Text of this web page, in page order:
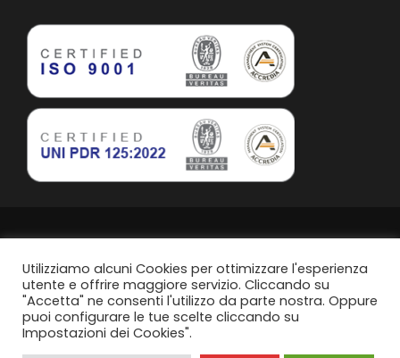
Privacy Policy
Politica di parità di genere
Content Design by
Utilizziamo alcuni Cookies per ottimizzare l'esperienza
utente e offrire maggiore servizio. Cliccando su
"Accetta" ne consenti l'utilizzo da parte nostra. Oppure
puoi configurare le tue scelte cliccando su
Impostazioni dei Cookies".